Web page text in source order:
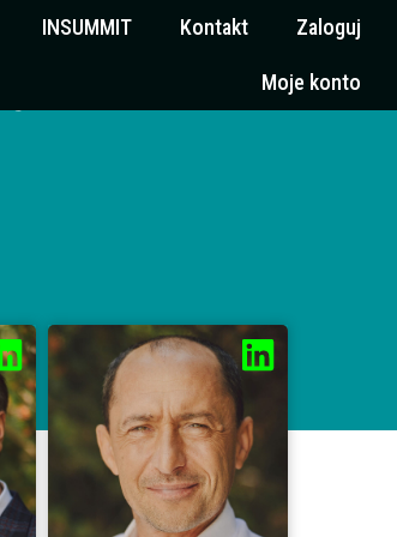
INSUMMIT Kontakt Zaloguj
Moje konto